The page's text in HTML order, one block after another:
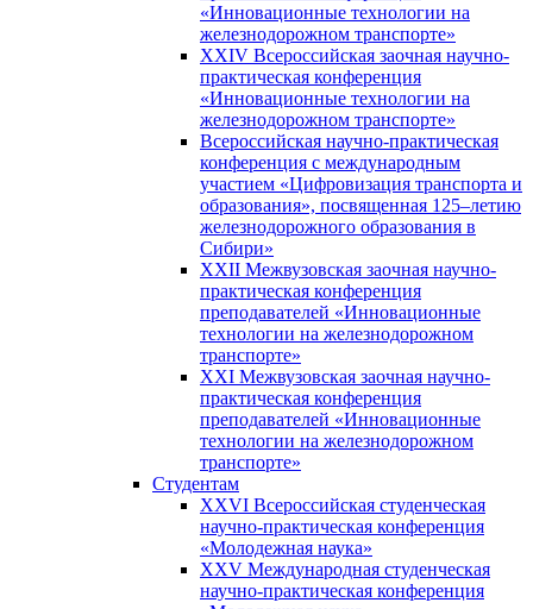
«Инновационные технологии на
железнодорожном транспорте»
XXIV Всероссийская заочная научно-
практическая конференция
«Инновационные технологии на
железнодорожном транспорте»
Всероссийская научно-практическая
конференция с международным
участием «Цифровизация транспорта и
образования», посвященная 125–летию
железнодорожного образования в
Сибири»
XXII Межвузовская заочная научно-
практическая конференция
преподавателей «Инновационные
технологии на железнодорожном
транспорте»
XXI Межвузовская заочная научно-
практическая конференция
преподавателей «Инновационные
технологии на железнодорожном
транспорте»
Студентам
XXVI Всероссийская студенческая
научно-практическая конференция
«Молодежная наука»
XXV Международная студенческая
научно-практическая конференция